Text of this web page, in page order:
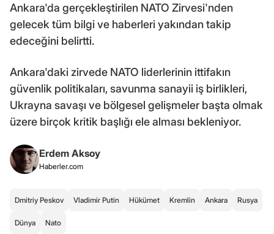
Ankara'da gerçekleştirilen NATO Zirvesi'nden
gelecek tüm bilgi ve haberleri yakından takip
edeceğini belirtti.
Ankara'daki zirvede NATO liderlerinin ittifakın
güvenlik politikaları, savunma sanayii iş birlikleri,
Ukrayna savaşı ve bölgesel gelişmeler başta olmak
üzere birçok kritik başlığı ele alması bekleniyor.
Erdem Aksoy
Haberler.com
Dmitriy Peskov Vladimir Putin Hükümet Kremlin Ankara Rusya
Dünya Nato